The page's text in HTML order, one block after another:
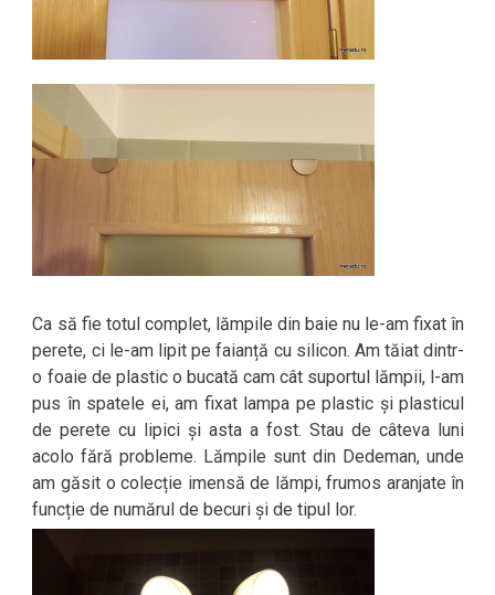
Ca să fie totul complet, lămpile din baie nu le-am fixat în
perete, ci le-am lipit pe faianță cu silicon. Am tăiat dintr-
o foaie de plastic o bucată cam cât suportul lămpii, l-am
pus în spatele ei, am fixat lampa pe plastic și plasticul
de perete cu lipici și asta a fost. Stau de câteva luni
acolo fără probleme. Lămpile sunt din Dedeman, unde
am găsit o colecție imensă de lămpi, frumos aranjate în
funcție de numărul de becuri și de tipul lor.